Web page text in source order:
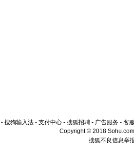
- 搜狗输入法 - 支付中心 - 搜狐招聘 - 广告服务 - 客
Copyright © 2018
搜狐不良信息举